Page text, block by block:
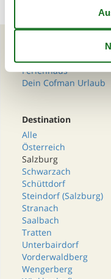
Ferienhaus
Dein Cofman Urlaub
Destination
Alle
Österreich
Salzburg
Schwarzach
Schüttdorf
Steindorf (Salzburg)
Stranach
Saalbach
Tratten
Unterbairdorf
Vorderwaldberg
Wengerberg